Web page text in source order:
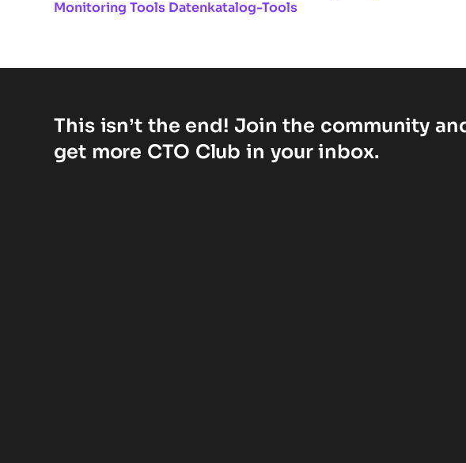
Monitoring Tools Datenkatalog-Tools
This isn’t the end! Join the community
get more CTO Club in your inbox.